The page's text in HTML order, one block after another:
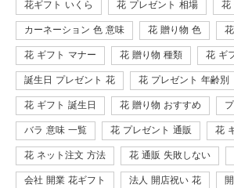
花ギフト いくら 花 プレゼント 相場 花
カーネーション 色 意味 花 贈り物 色
花 ギフト マナー 花 贈り物 種類 花 ギ
誕生日 プレゼント 花 花 プレゼント 年齢別
花 ギフト 誕生日 花 贈り物 おすすめ
バラ 意味 一覧 花 プレゼント 通販 花
花 ネット注文 方法 花 通販 失敗しない
会社 開業 花ギフト 法人 開店祝い 花